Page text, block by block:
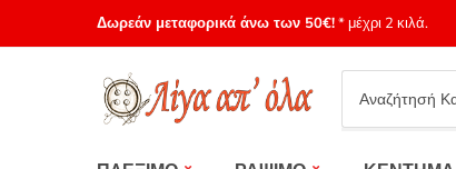
Δωρεάν μεταφορικά άνω των 50€!* μέχρι 2 κιλά.
Category
name